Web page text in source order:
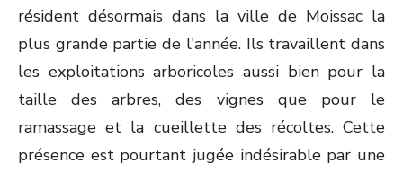
résident désormais dans la ville de Moissac la
plus grande partie de l'année. Ils travaillent dans
les exploitations arboricoles aussi bien pour la
taille des arbres, des vignes que pour le
ramassage et la cueillette des récoltes. Cette
présence est pourtant jugée indésirable par une